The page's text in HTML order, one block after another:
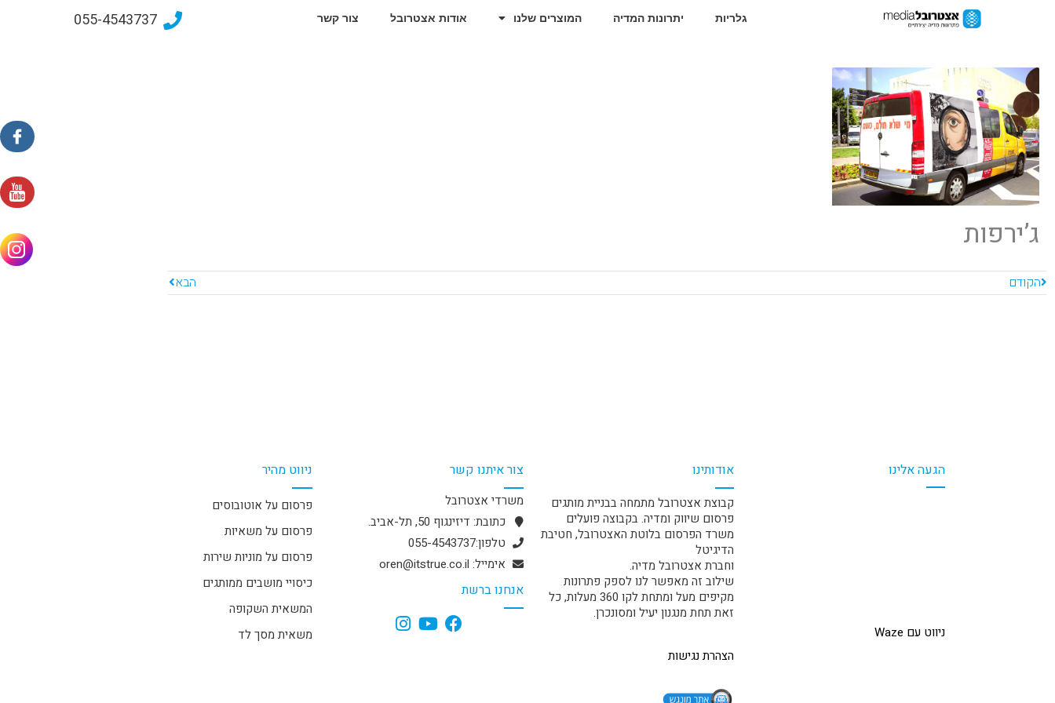
גלריות יתרונות המדיה המוצרים שלנו אודות אצטרובל צור קשר 055-4543737
ג’ירפות
הקודם הבא
הגעה אלינו
ניווט עם Waze
אודותינו
קבוצת אצטרובל מתמחה בבניית מותגים
פרסום שיווק ומדיה. בקבוצה פועלים
משרד הפרסום בלוטת האצטרובל, חטיבת
הדיגיטל
וחברת אצטרובל מדיה.
שילוב זה מאפשר לנו לספק פתרונות
מקיפים מעל ומתחת לקו 360 מעלות, כל
זאת תחת מנגנון יעיל ומסונכרן.
הצהרת נגישות
צור איתנו קשר
משרדי אצטרובל
כתובת: דיזינגוף 50, תל-אביב.
טלפון:055-4543737
אימייל: oren@itstrue.co.il
אנחנו ברשת
ניווט מהיר
פרסום על אוטובוסים
פרסום על משאיות
פרסום על מוניות שירות
כיסויי מושבים ממותגים
המשאית השקופה
משאית מסך לד